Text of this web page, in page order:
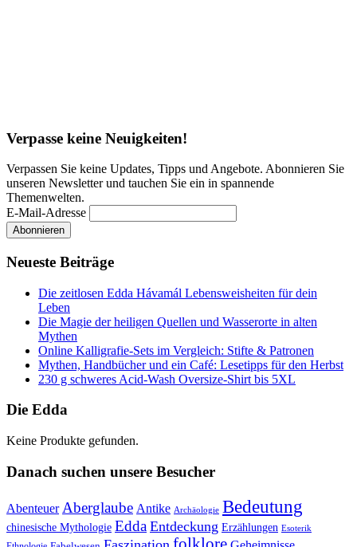
Verpasse keine Neuigkeiten!
Verpassen Sie keine Updates, Tipps und Angebote. Abonnieren Sie
unseren Newsletter und tauchen Sie ein in spannende
Themenwelten.
E-Mail-Adresse
Neueste Beiträge
Die zeitlosen Edda Hávamál Lebensweisheiten für dein
Leben
Die Magie der heiligen Quellen und Wasserorte in alten
Mythen
Online Kalligrafie‑Sets im Vergleich: Stifte & Patronen
Mythen, Handbücher und ein Café: Lesetipps für den Herbst
230 g schweres Acid-Wash Oversize-Shirt bis 5XL
Die Edda
Keine Produkte gefunden.
Danach suchen unsere Besucher
Abenteuer Aberglaube Antike Archäologie Bedeutung
chinesische Mythologie Edda Entdeckung Erzählungen Esoterik
folklore